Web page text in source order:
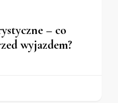
– co
wyjazdem?